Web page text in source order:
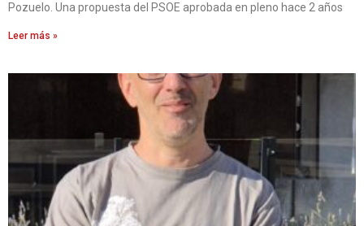
Pozuelo. Una propuesta del PSOE aprobada en pleno hace 2 años
Leer más »